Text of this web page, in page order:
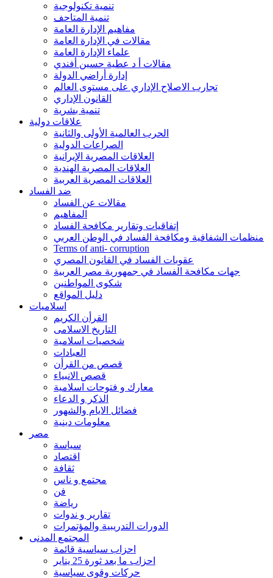
تنمية تكنولوجية
تنمية المتاحف
مفاهيم الإدارة العامة
مقالات في الإدارة العامة
علماء الإدارة العامة
مقالات أ د عطية حسين أفندي
إدارة أراضي الدولة
تجارب الاصلاح الإداري على مستوى العالم
القانون الإداري
تنمية بشرية
علاقات دولية
الحرب العالمية الأولى والثانية
الصراعات الدولية
العلاقات المصرية الإيرانية
العلاقات المصرية الهندية
العلاقات المصرية العربية
ضد الفساد
مقالات عن الفساد
المفاهيم
إتفاقيات وتقارير مكافحة الفساد
منظمات الشفافية ومكافحة الفساد في الوطن العربي
Terms of anti- corruption
عقوبات الفساد في القانون المصري
جهات مكافحة الفساد في جمهورية مصر العربية
شكوى المواطنين
دليل المواقع
اسلاميات
القرأن الكريم
التاريخ الاسلامى
شخصيات اسلامية
العبادات
قصص من القرأن
قصص الانبياء
معارك و فتوحات اسلامية
الذكر و الدعاء
فضائل الايام والشهور
معلومات دينية
مصر
سياسة
اقتصاد
ثقافة
مجتمع و ناس
فن
رياضة
تقارير و ندوات
الدورات التدريبية والمؤتمرات
المجتمع المدنى
احزاب سياسية قائمة
احزاب ما بعد ثورة 25 يناير
حركات وقوى سياسية